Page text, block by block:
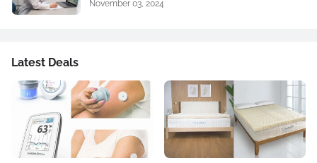
November 03, 2024
Latest Deals